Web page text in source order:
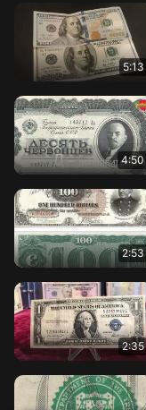
5:13
4:50
2:53
2:35